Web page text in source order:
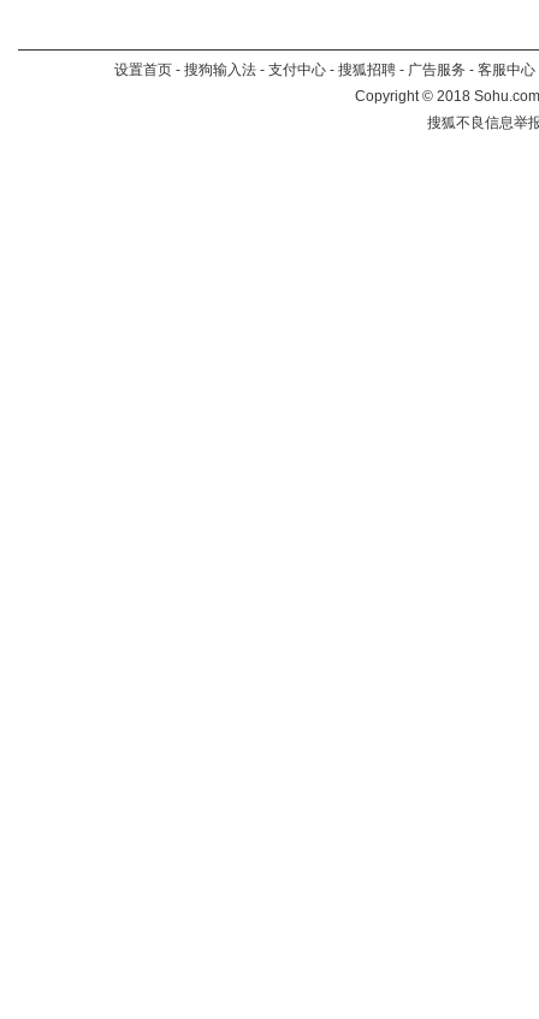
设置首页 - 搜狗输入法 - 支付中心 - 搜狐招聘 - 广告服务 - 客服中心
Copyright©2018
搜狐不良信息举